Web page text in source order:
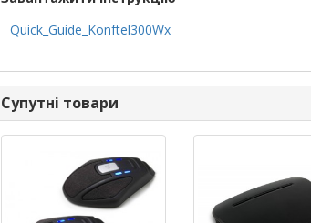
Quick_Guide_Konftel300Wx
Супутні товари